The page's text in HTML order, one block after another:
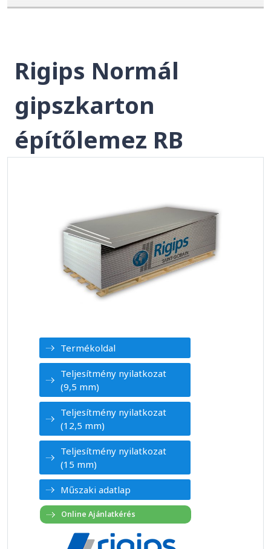
Rigips Normál
gipszkarton
építőlemez RB
Termékoldal
Teljesítmény nyilatkozat
(9,5 mm)
Teljesítmény nyilatkozat
(12,5 mm)
Teljesítmény nyilatkozat
(15 mm)
Műszaki adatlap